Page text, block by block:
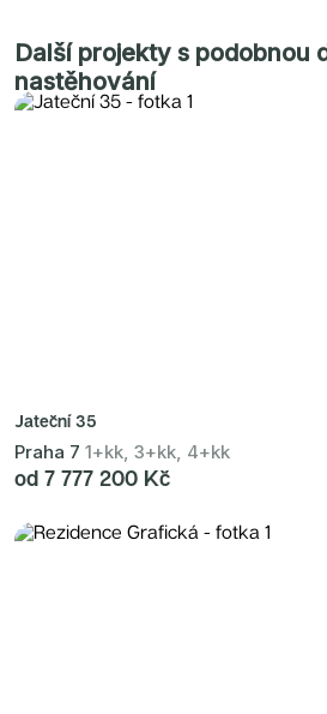
Další projekty s podobnou
nastěhování
Jateční 35
Praha 7 1+kk, 3+kk, 4+kk
od 7 777 200 Kč
PORTTI Kladno II
Linea Pura
Lihovar Smíchov Sever
Idylka Lochkov